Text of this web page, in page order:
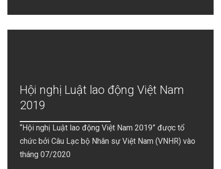
Hội nghị Luật lao động Việt Nam
2019
“Hội nghị Luật lao động Việt Nam 2019” được tổ
chức bởi Câu Lạc bộ Nhân sự Việt Nam (VNHR) vào
tháng 07/2020